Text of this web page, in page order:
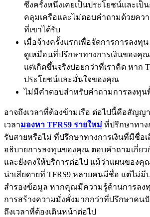
ซึ่งครั้งหนึ่งเคยเป็นประโยชน์และเป็น
คลุมเครือและไม่ตอบคำถามด้วยคว
ที่เขาได้รับ
เมื่อจ้างครั้งแรกเพื่อจัดการการลง
ดูเหมือนที่ปรึกษาทางการเงินของคุ
แต่เกิดขึ้นจริงบ่อยกว่าที่เราคิด หาก
ประโยชน์และมั่นใจของคุณ
ไม่มีคำตอบสำหรับคำถามการลงทุ
อาจถึงเวลาที่ต้องข้ามเรือ ต่อไปนี้คือสัญญ
เวลามองหา TFRS9 รายใหม่ ที่ปรึกษาทา
รับสายหรือไม่ ที่ปรึกษาทางการเงินที่มีชื่อ
อธิบายการลงทุนของคุณ ตอบคำถามเกี่ยว
และยังคงให้บริการต่อไป แม้ว่าแผนของคุ
น่าเสียดายที่ TFRS9 หลายคนมีชื่อ แต่ไม่
สำรองข้อมูล หากคุณมีความรู้ด้านการลงทุ
การสร้างความมั่งคั่งมากกว่าที่ปรึกษาคน
ถึงเวลาที่ต้องเดินหน้าต่อไป